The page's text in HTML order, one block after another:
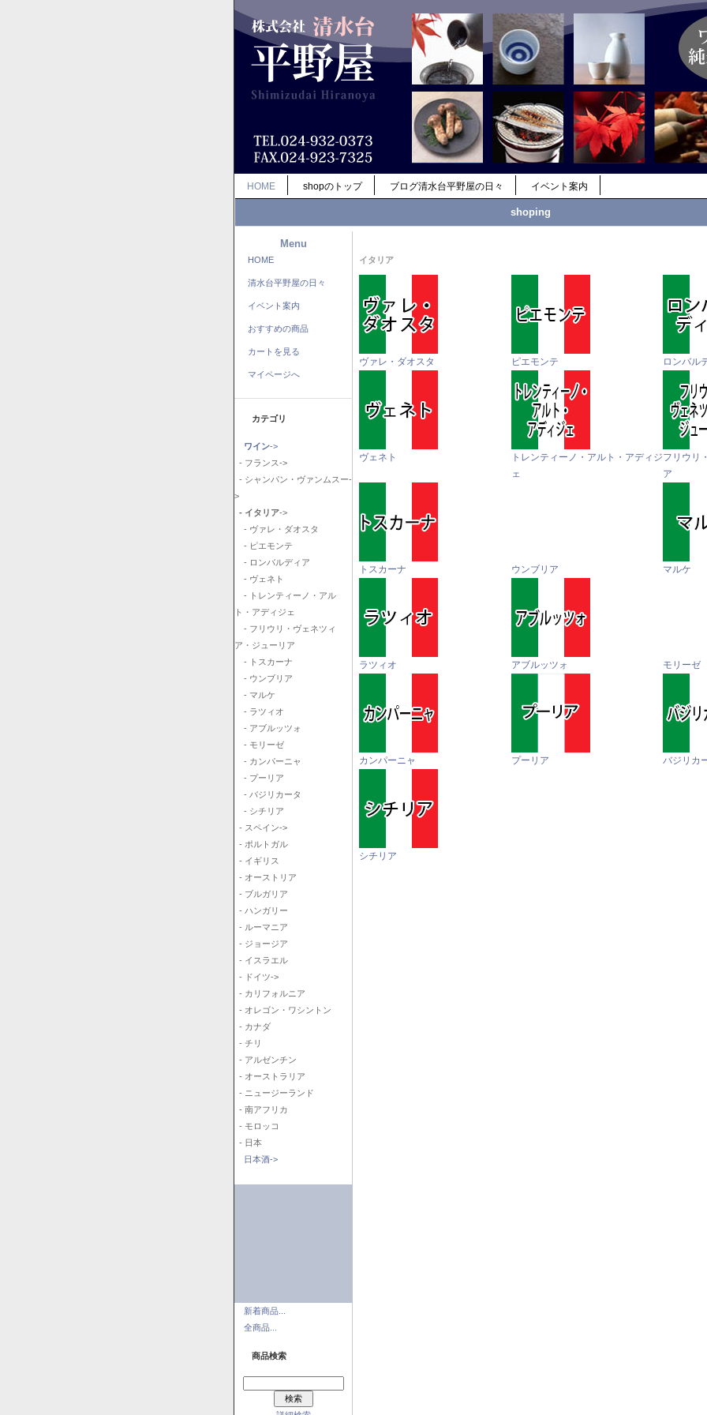
HOME shopのトップ ブログ清水台平野屋の日々 イベント案内
shoping
Menu
HOME
清水台平野屋の日々
イベント案内
おすすめの商品
カートを見る
マイページへ
カテゴリ
ワイン->
- フランス->
- シャンパン・ヴァンムスー-
>
- イタリア->
- ヴァレ・ダオスタ
- ピエモンテ
- ロンバルディア
- ヴェネト
- トレンティーノ・アル
ト・アディジェ
- フリウリ・ヴェネツィ
ア・ジューリア
- トスカーナ
- ウンブリア
- マルケ
- ラツィオ
- アブルッツォ
- モリーゼ
- カンパーニャ
- プーリア
- バジリカータ
- シチリア
- スペイン->
- ポルトガル
- イギリス
- オーストリア
- ブルガリア
- ハンガリー
- ルーマニア
- ジョージア
- イスラエル
- ドイツ->
- カリフォルニア
- オレゴン・ワシントン
- カナダ
- チリ
- アルゼンチン
- オーストラリア
- ニュージーランド
- 南アフリカ
- モロッコ
- 日本
日本酒->
新着商品...
全商品...
商品検索
イタリア
ヴァレ・ダオスタ ピエモンテ ロンバル
ヴェネト
トレンティーノ・アルト・アディジ
ェ
フリウリ
ア
トスカーナ ウンブリア マルケ
ラツィオ アブルッツォ モリーゼ
カンパーニャ プーリア バジリカ
シチリア